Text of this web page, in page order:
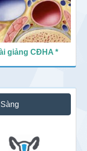
giảng CĐHA *